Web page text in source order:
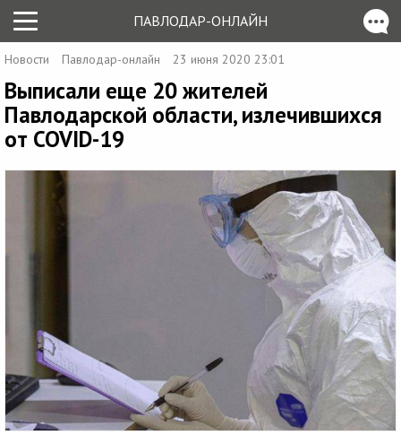
ПАВЛОДАР-ОНЛАЙН
Новости Павлодар-онлайн 23 июня 2020 23:01
Выписали еще 20 жителей
Павлодарской области, излечившихся
от COVID-19